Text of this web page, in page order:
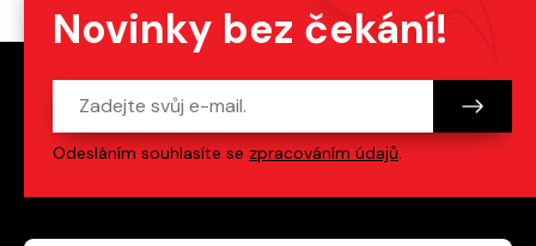
Novinky bez čekání!
Odesláním souhlasíte se zpracováním údajů.